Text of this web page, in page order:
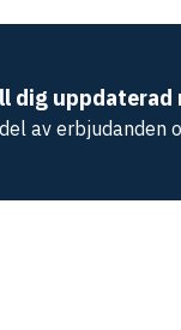
dig
av erbjudanden